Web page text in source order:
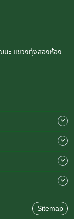
นะ แขวงทุ่งสองห้อง
Sitemap